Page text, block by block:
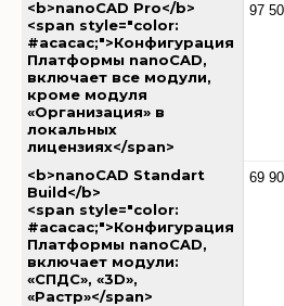
<b>nanoCAD Pro</b>
<span style="color:
#acacac;">Конфигурация
Платформы nanoCAD,
включает все модули,
кроме модуля
«Организация» в
локальных
лицензиях</span>
<b>nanoCAD Standart
Build</b>
<span style="color:
#acacac;">Конфигурация
Платформы nanoCAD,
включает модули:
«СПДС», «3D»,
«Растр»</span>
97
69